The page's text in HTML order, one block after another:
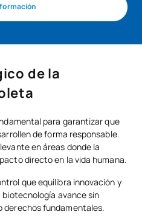
de la
para garantizar que
de forma responsable.
en áreas donde la
directo en la vida humana.
que equilibra innovación y
avance sin
derechos fundamentales.